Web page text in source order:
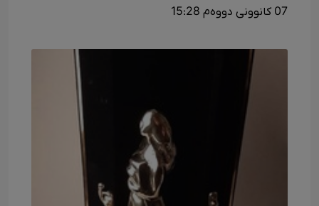
07 کانوونی دووەم 15:28